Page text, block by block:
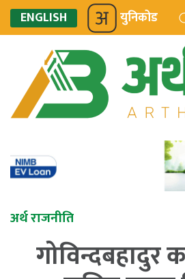
ENGLISH युनिकोड
अर्थ राजनीति
गोविन्दबहादुर